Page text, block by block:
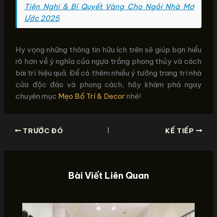
Tiện Nghi & Bí Quyết Vàng Cho Ngôi Nhà Mơ
Ước 2025
Hy vọng những thông tin hữu ích trên sẽ giúp bạn hiểu
rõ hơn về ý nghĩa của ngựa trắng phong thủy và cách
bài trí hiệu quả. Để có thêm nhiều ý tưởng trang trí nhà
cửa độc đáo và phong cách, hãy khám phá ngay
chuyên mục Mẹo Bố Trí & Decor nhé!
TRƯỚC ĐÓ KẾ TIẾP
Bài Viết Liên Quan